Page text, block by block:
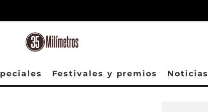
Festivales y premios Noticias